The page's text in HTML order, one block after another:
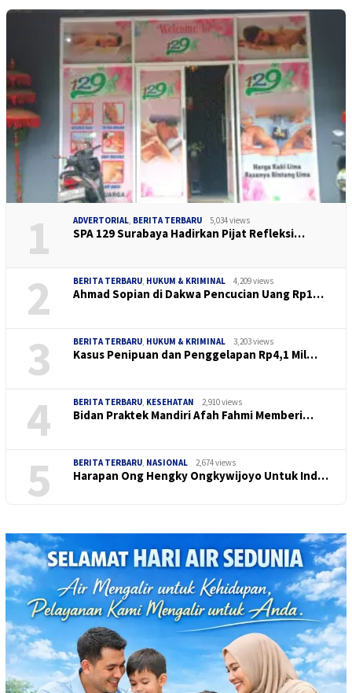
1 ADVERTORIAL, BERITA TERBARU 5,034 views
SPA 129 Surabaya Hadirkan Pijat Refleksi…
2 BERITA TERBARU, HUKUM & KRIMINAL 4,209 views
Ahmad Sopian di Dakwa Pencucian Uang Rp1…
3 BERITA TERBARU, HUKUM & KRIMINAL 3,203 views
Kasus Penipuan dan Penggelapan Rp4,1 Mil…
4 BERITA TERBARU, KESEHATAN 2,910 views
Bidan Praktek Mandiri Afah Fahmi Memberi…
5 BERITA TERBARU, NASIONAL 2,674 views
Harapan Ong Hengky Ongkywijoyo Untuk Ind…